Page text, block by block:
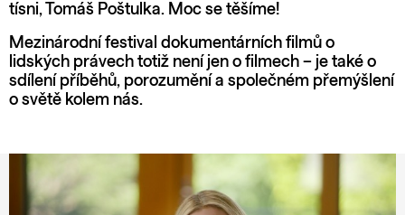
tísni, Tomáš Poštulka. Moc se těšíme!
Mezinárodní festival dokumentárních filmů o
lidských právech totiž není jen o filmech – je také o
sdílení příběhů, porozumění a společném přemýšlení
o světě kolem nás.